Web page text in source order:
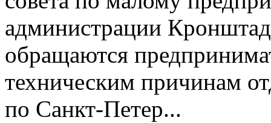
администрации
обращаются
техническим причинам
по Санкт-Петер...